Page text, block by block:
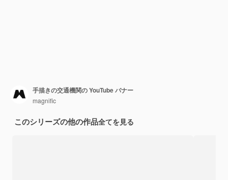
手描きの交通機関の YouTube バナー
magnific
このシリーズの他の作品全てを見る